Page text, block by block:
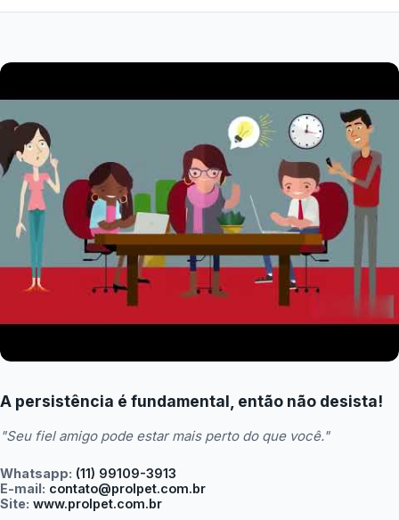
A persistência é fundamental, então não desista!
"Seu fiel amigo pode estar mais perto do que você."
Whatsapp: (11) 99109-3913
E-mail: contato@prolpet.com.br
Site: www.prolpet.com.br